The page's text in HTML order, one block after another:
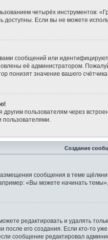
четырёх инструментов:
доступны. Если вы не можете
сообщений или
её администратором.
понизят значение вашего
пользователям через
Создание
сообщения в теме
«Вы можете начинать
редактировать и удалять
его создания. Если кто-то
сообщение редактировал